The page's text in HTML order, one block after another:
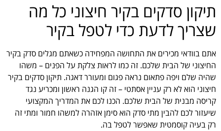
תיקון סדקים בקיר חיצוני כל מה
שצריך לדעת כדי לטפל בקיר
אתם בוודאי מכירים את התחושה המפחידה כשאתם מגלים סדק בקיר
החיצוני של הבית שלכם. זה כמו לראות צלקת על הפנים – משהו
שהיה שלם ויפה פתאום נראה פגום ומעורר דאגה. תיקון סדקים בקיר
חיצוני הוא לא רק עניין אסתטי – זה קו הגנה ראשון ומכריע נגד
קריסה מבנית של הבית שלכם. הכנו לכם את המדריך המקצועי
שיעזור לכם להבין מתי סדק הוא סימן אזהרה למשהו חמור ומתי זה
רק בעיה קוסמטית שאפשר לטפל בה.